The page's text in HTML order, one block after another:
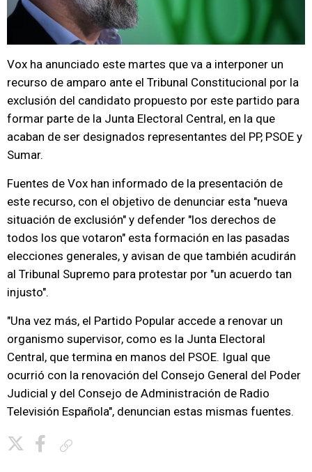
Vox ha anunciado este martes que va a interponer un
recurso de amparo ante el Tribunal Constitucional por la
exclusión del candidato propuesto por este partido para
formar parte de la Junta Electoral Central, en la que
acaban de ser designados representantes del PP, PSOE y
Sumar.
Fuentes de Vox han informado de la presentación de
este recurso, con el objetivo de denunciar esta "nueva
situación de exclusión" y defender "los derechos de
todos los que votaron" esta formación en las pasadas
elecciones generales, y avisan de que también acudirán
al Tribunal Supremo para protestar por "un acuerdo tan
injusto".
"Una vez más, el Partido Popular accede a renovar un
organismo supervisor, como es la Junta Electoral
Central, que termina en manos del PSOE. Igual que
ocurrió con la renovación del Consejo General del Poder
Judicial y del Consejo de Administración de Radio
Televisión Española", denuncian estas mismas fuentes.